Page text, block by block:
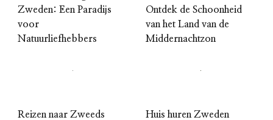
Zweden: Een Paradijs
voor
Natuurliefhebbers
Ontdek de Schoonheid
van het Land van de
Middernachtzon
Reizen naar Zweeds
Huis huren Zweden